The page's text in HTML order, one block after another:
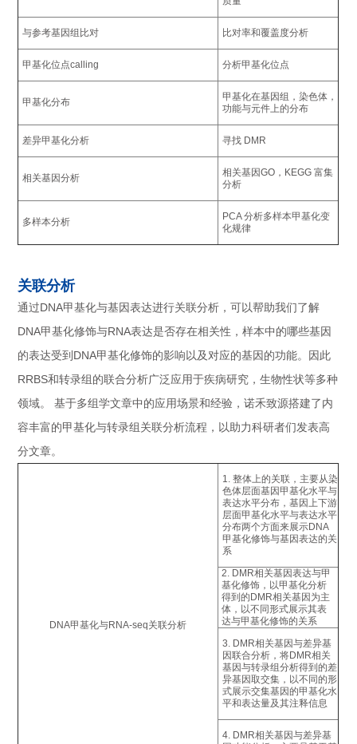
与参考基因组比对 比对率和覆盖度分析
甲基化位点calling 分析甲基化位点
甲基化分布
甲基化在基因组，染色体，
功能与元件上的分布
差异甲基化分析 寻找 DMR
相关基因分析
相关基因GO，KEGG 富集
分析
多样本分析
PCA 分析多样本甲基化变
化规律
关联分析
通过DNA甲基化与基因表达进行关联分析，可以帮助我们了解
DNA甲基化修饰与RNA表达是否存在相关性，样本中的哪些基因
的表达受到DNA甲基化修饰的影响以及对应的基因的功能。因此
RRBS和转录组的联合分析广泛应用于疾病研究，生物性状等多种
领域。 基于多组学文章中的应用场景和经验，诺禾致源搭建了内
容丰富的甲基化与转录组关联分析流程，以助力科研者们发表高
分文章。
DNA甲基化与RNA-seq关联分析
1. 整体上的关联，主要从染
色体层面基因甲基化水平与
表达水平分布，基因上下游
层面甲基化水平与表达水平
分布两个方面来展示DNA
甲基化修饰与基因表达的关
系
2. DMR相关基因表达与甲
基化修饰，以甲基化分析
得到的DMR相关基因为主
体，以不同形式展示其表
达与甲基化修饰的关系
3. DMR相关基因与差异基
因联合分析，将DMR相关
基因与转录组分析得到的差
异基因取交集，以不同的形
式展示交集基因的甲基化水
平和表达量及其注释信息
4. DMR相关基因与差异基